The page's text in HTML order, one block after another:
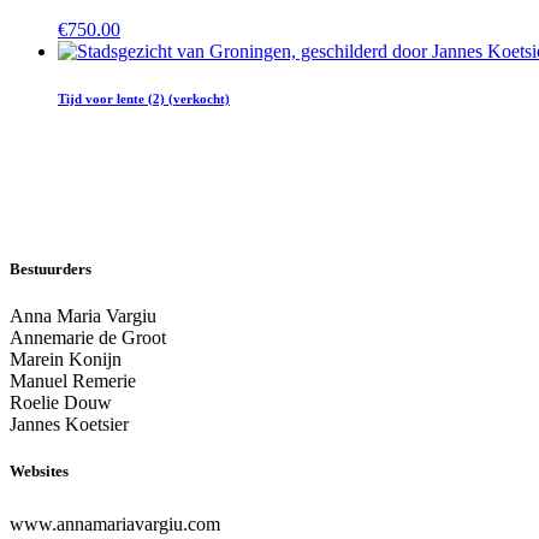
€750.00
Tijd voor lente (2) (verkocht)
Bestuurders
Anna Maria Vargiu
Annemarie de Groot
Marein Konijn
Manuel Remerie
Roelie Douw
Jannes Koetsier
Websites
www.annamariavargiu.com